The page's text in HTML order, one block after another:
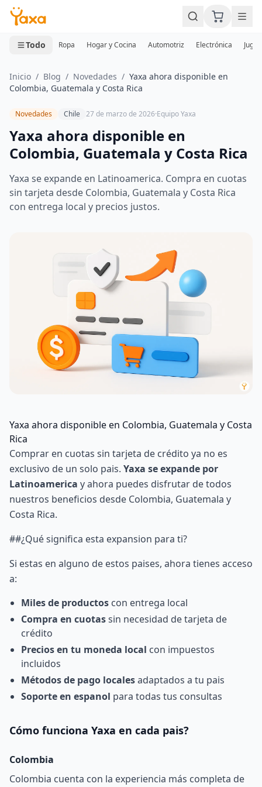
MINI CARRITO
0 productos
Todo Ropa Hogar y Cocina Automotriz Electrónica
Inicio / Blog / Novedades / Yaxa ahora disponible en
Colombia, Guatemala y Costa Rica
Novedades Chile 27 de marzo de 2026·Equipo Yaxa
Yaxa ahora disponible en
Colombia, Guatemala y Costa Rica
Yaxa se expande en Latinoamerica. Compra en cuotas
sin tarjeta desde Colombia, Guatemala y Costa Rica
con entrega local y precios justos.
Yaxa ahora disponible en Colombia, Guatemala y Costa
Rica
Comprar en cuotas sin tarjeta de crédito ya no es
exclusivo de un solo pais. Yaxa se expande por
Latinoamerica y ahora puedes disfrutar de todos
nuestros beneficios desde Colombia, Guatemala y
Costa Rica.
##¿Qué significa esta expansion para ti?
Si estas en alguno de estos paises, ahora tienes acceso
a:
Miles de productos con entrega local
Compra en cuotassin necesidad de tarjeta de
crédito
Precios en tu moneda local con impuestos
incluidos
Métodos de pago localesadaptados a tu pais
Soporte en espanol para todas tus consultas
Cómo funciona Yaxa en cada pais?
Colombia
Colombia cuenta con la experiencia más completa de